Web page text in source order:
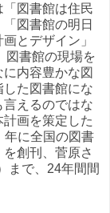
図書館は住民
図書館の明日
とデザイン」
図書館の現場を
内容豊かな図
た図書館にな
えるのではな
画を策定した
年に全国の図書
創刊、菅原さ
まで、24年間間